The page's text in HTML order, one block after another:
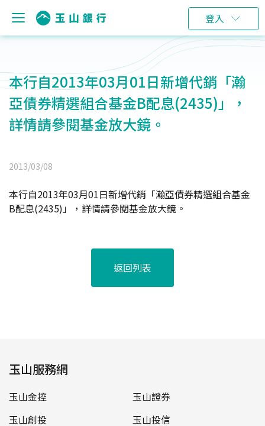
登入
本行自2013年03月01日新增代銷「瀚
亞債券精選組合基金B配息(2435)」，
詳情請參閱基金放大鏡。
2013/03/08
本行自2013年03月01日新增代銷「瀚亞債券精選組合基金
B配息(2435)」，詳情請參閱基金放大鏡。
返回列表
玉山服務網
玉山金控
玉山證券
玉山創投
玉山投信